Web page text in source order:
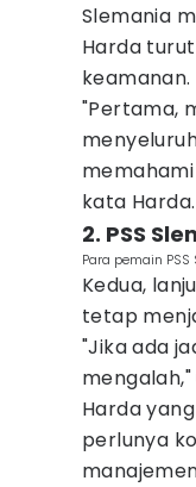
Slemania
Harda
keamanan.
"Pertama,
kata Harda.
2. PSS
Para pemain
Kedua,
tetap
"Jika ada
Harda
perlunya
manajemen